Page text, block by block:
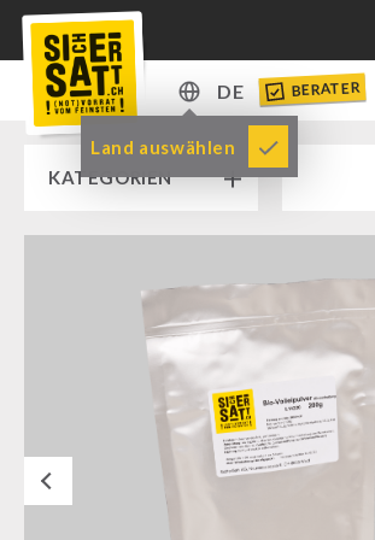
DE
DE
EN
Land auswählen
BERATER
KATEGORIEN
SICHERSATT PREMIUM NOTVORRAT
Notvorrat-Pakete
Fertiggerichte
Komplettlösungen
NR-72
Next